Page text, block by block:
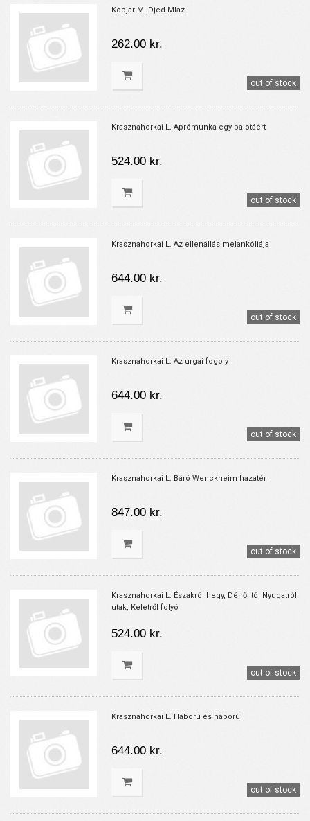
Kopjar M. Djed Mlaz
262.00 kr.
out of stock
Krasznahorkai L. Aprómunka egy palotáért
524.00 kr.
out of stock
Krasznahorkai L. Az ellenállás melankóliája
644.00 kr.
out of stock
Krasznahorkai L. Az urgai fogoly
644.00 kr.
out of stock
Krasznahorkai L. Báró Wenckheim hazatér
847.00 kr.
out of stock
Krasznahorkai L. Északról hegy, Délről tó, Nyugatról
utak, Keletről folyó
524.00 kr.
out of stock
Krasznahorkai L. Háború és háború
644.00 kr.
out of stock